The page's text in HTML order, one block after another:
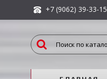
+7 (9062) 39-33-15